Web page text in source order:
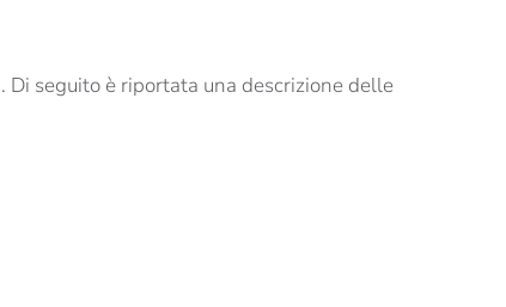
seguito è riportata una descrizione delle